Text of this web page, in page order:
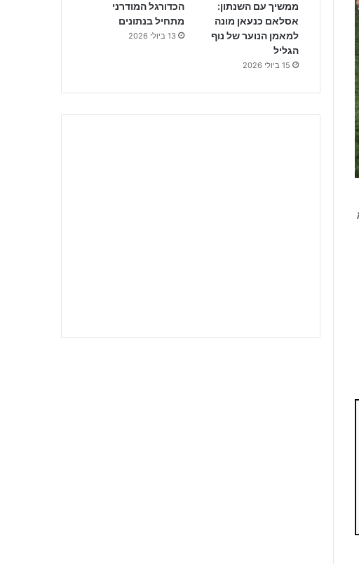
ממשיך עם השנתון:
אסלאם כנעאן מונה
למאמן הנוער של נוף
הגליל
15 ביולי 2026
הכדורגל המודרני
מתחיל בנתונים
13 ביולי 2026